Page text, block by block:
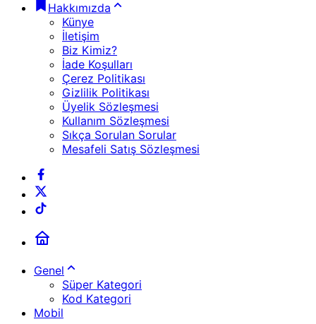
Hakkımızda
Künye
İletişim
Biz Kimiz?
İade Koşulları
Çerez Politikası
Gizlilik Politikası
Üyelik Sözleşmesi
Kullanım Sözleşmesi
Sıkça Sorulan Sorular
Mesafeli Satış Sözleşmesi
Genel
Süper Kategori
Kod Kategori
Mobil